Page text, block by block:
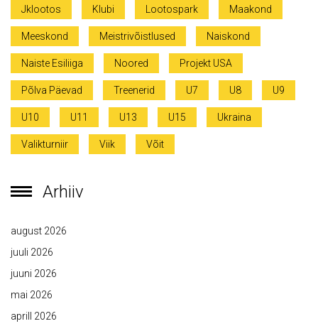
Jklootos Klubi Lootospark Maakond
Meeskond Meistrivõistlused Naiskond
Naiste Esiliiga Noored Projekt USA
Põlva Päevad Treenerid U7 U8 U9
U10 U11 U13 U15 Ukraina
Valikturniir Viik Võit
Arhiiv
august 2026
juuli 2026
juuni 2026
mai 2026
aprill 2026